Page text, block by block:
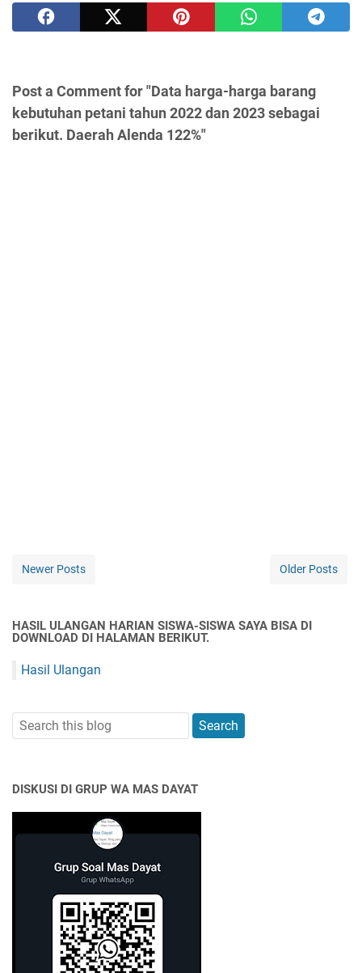
Post a Comment for "Data harga-harga barang
kebutuhan petani tahun 2022 dan 2023 sebagai
berikut. Daerah Alenda 122%"
Newer Posts Older Posts
HASIL ULANGAN HARIAN SISWA-SISWA SAYA BISA DI
DOWNLOAD DI HALAMAN BERIKUT.
Hasil Ulangan
DISKUSI DI GRUP WA MAS DAYAT